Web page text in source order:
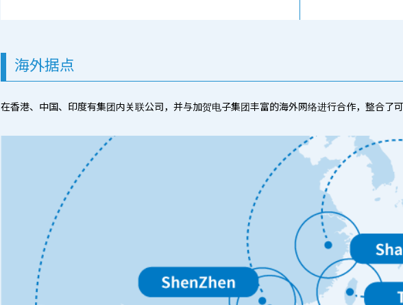
海外据点
在香港、中国、印度有集团内关联公司，并与加贺电子集团丰富的海外网络进行合作，整合了